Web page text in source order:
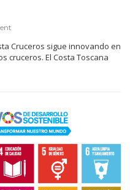
Cruceros sigue innovando en
cruceros. El Costa Toscana